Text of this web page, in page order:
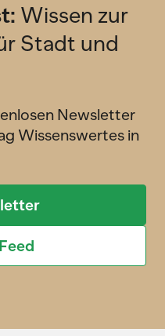
Wissen zur
Stadt und
Newsletter
Wissenswertes in